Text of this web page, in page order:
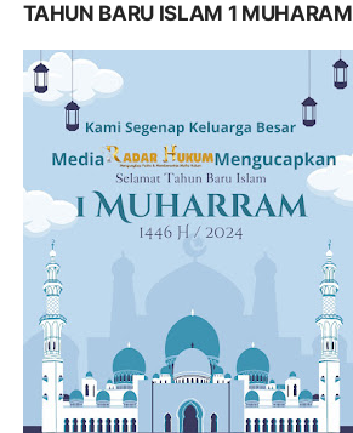
TAHUN BARU ISLAM 1 MUHARAM